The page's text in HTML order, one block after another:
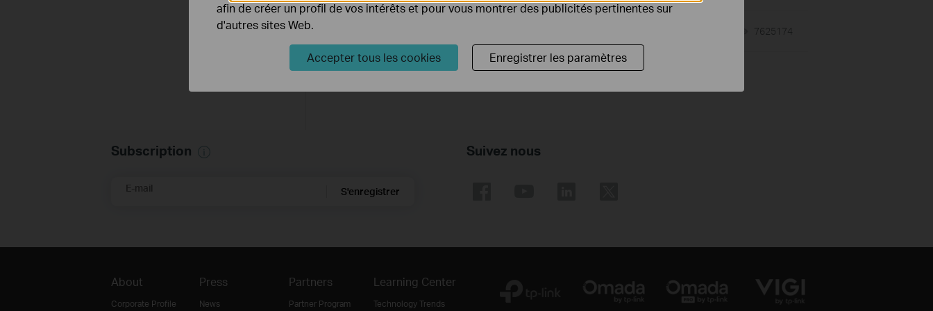
7625174
Subscription
E-mail S'enregistrer
Suivez nous
About
Corporate Profile
Press
News
Partners
Partner Program
Learning Center
Technology Trends
afin de créer un profil de vos intérêts et pour vous montrer des publicités pertinentes sur
d'autres sites Web.
Accepter tous les cookies Enregistrer les paramètres